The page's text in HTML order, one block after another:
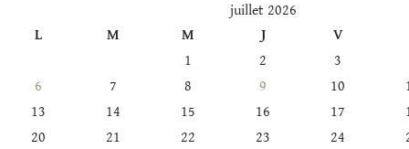
juillet 2026
L
M M J
V
1
2
3
6
7 8 9 10
13
14 15 16 17
20
21 22 23 24